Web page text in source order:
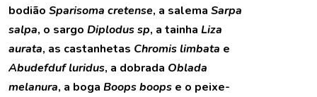
bodião Sparisoma cretense, a salema Sarpa
salpa, o sargo Diplodus sp, a tainha Liza
aurata, as castanhetas Chromis limbata e
Abudefduf luridus, a dobrada Oblada
melanura, a boga Boops boops e o peixe-